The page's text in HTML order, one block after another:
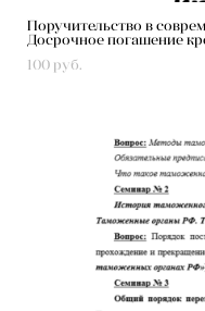
Поручительство в
Досрочное погашение
100 pуб.